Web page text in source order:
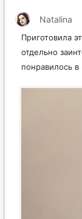
Natalina
Приготовила
отдельно
понравилось